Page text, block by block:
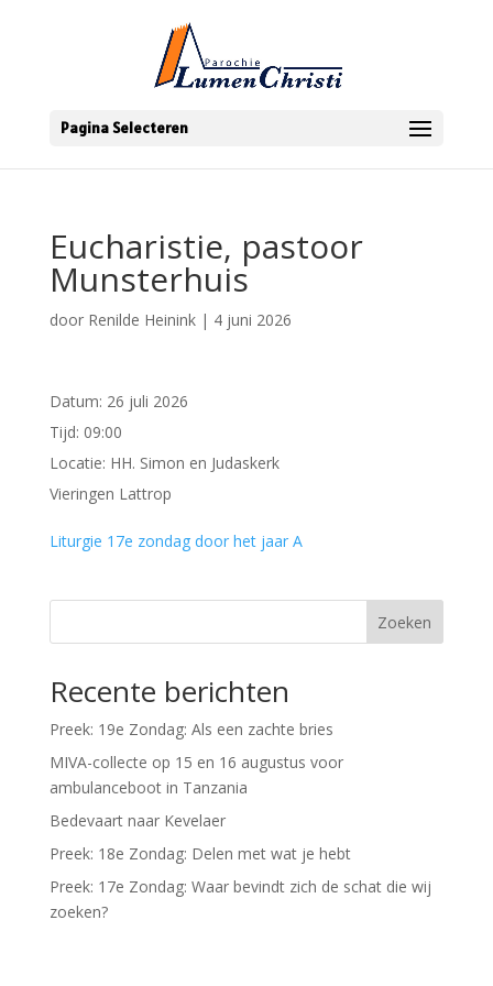
Pagina Selecteren
Eucharistie, pastoor
Munsterhuis
door Renilde Heinink| 4 juni 2026
Datum: 26 juli 2026
Tijd: 09:00
Locatie: HH. Simon en Judaskerk
Vieringen Lattrop
Liturgie 17e zondag door het jaar A
Zoeken
Recente berichten
Preek: 19e Zondag: Als een zachte bries
MIVA-collecte op 15 en 16 augustus voor
ambulanceboot in Tanzania
Bedevaart naar Kevelaer
Preek: 18e Zondag: Delen met wat je hebt
Preek: 17e Zondag: Waar bevindt zich de schat die wij
zoeken?